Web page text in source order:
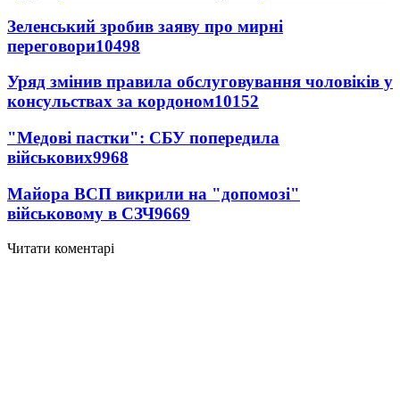
Зеленський зробив заяву про мирні
переговори10498
Уряд змінив правила обслуговування чоловіків у
консульствах за кордоном10152
"Медові пастки": СБУ попередила
військових9968
Майора ВСП викрили на "допомозі"
військовому в СЗЧ9669
Читати коментарі